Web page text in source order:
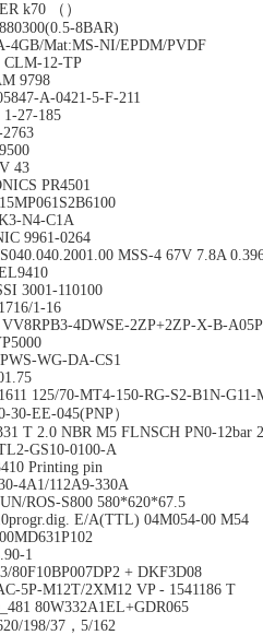
k70 （）
8BAR)
4GB/Mat:MS-NI/EPDM/PVDF
12-TP
9798
A-0421-5-F-211
27-185
43
PR4501
N4-C1A
9961-0264
MSS-4 67V 7.8A
3001-110100
1-16
4DWSE-2ZP+2ZP-X-B-
WG-DA-CS1
125/70-MT4-150-RG-S2-B1N-G11-
EE-045(PNP）
T 2.0 NBR M5 FLNSCH PN0-12bar
GS10-0100-A
Printing pin
4A1/112A9-330A
ROS-S800 580*620*67.5
E/A(TTL) 04M054-00 M54
1
80F10BP007DP2 + DKF3D08
5P-M12T/2XM12 VP - 1541186 T
80W332A1EL+GDR065
198/37，5/162